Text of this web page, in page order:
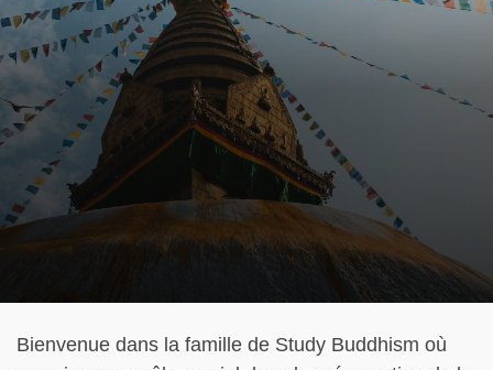
Bienvenue dans la famille de Study Buddhism où